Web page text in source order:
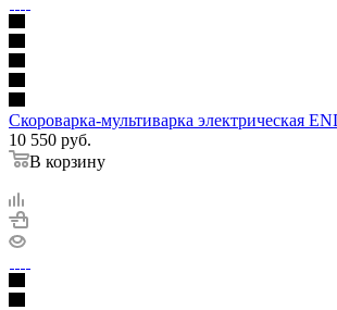
Скороварка-мультиварка электрическая
10 550 руб.
В корзину